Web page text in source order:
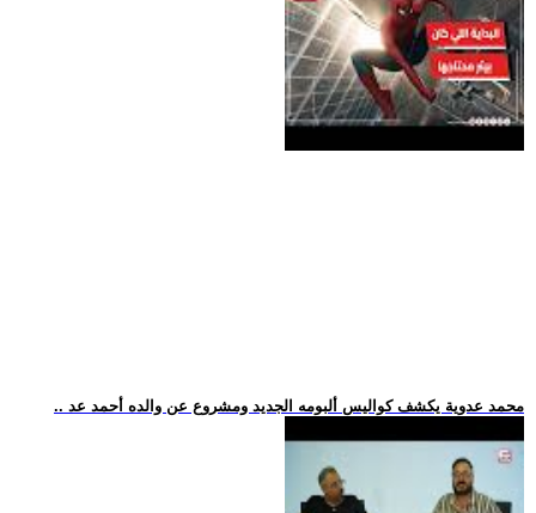
.. محمد عدوية يكشف كواليس ألبومه الجديد ومشروع عن والده أحمد عد